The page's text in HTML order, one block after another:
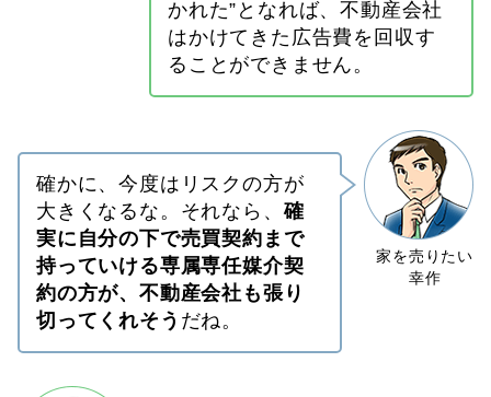
かれた”となれば、不動産会社
はかけてきた広告費を回収す
ることができません。
確かに、今度はリスクの方が
大きくなるな。それなら、確
実に自分の下で売買契約まで
持っていける専属専任媒介契
約の方が、不動産会社も張り
切ってくれそう だね。